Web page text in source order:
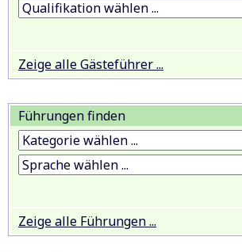
Zeige alle Gästeführer ...
Führungen finden
Zeige alle Führungen ...